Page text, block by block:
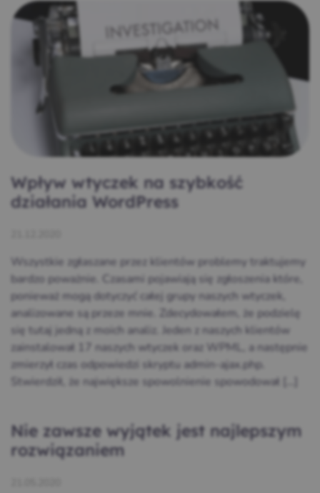
Wpływ wtyczek na szybkość
działania WordPress
Wszystkie zgłaszane przez klientów problemy traktujemy
bardzo poważnie. Czasami pojawiają się zgłoszenia które,
ponieważ mogą dotyczyć całej grupy naszych wtyczek,
analizowane są przeze mnie. Zdecydowałem, że podzielę
się tutaj jedną z moich analiz. Jeden z naszych klientów
zainstalował 17 naszych wtyczek oraz WPML, a następnie
zmierzył czas odpowiedzi skryptu admin-ajax.php.
Stwierdził, że największe spowolnienie spowodował […]
Nie zawsze wyjątek jest najlepszym
rozwiązaniem